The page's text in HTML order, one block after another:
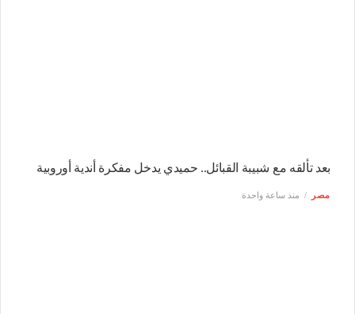
بعد تألقه مع شبيبة القبائل.. حميدي يدخل مفكرة أندية أوروبية
مصر منذ ساعة واحدة